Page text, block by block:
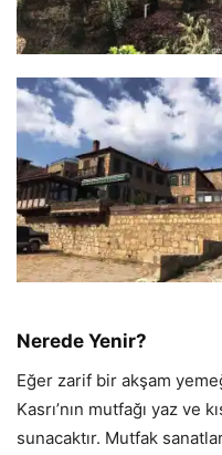
Nerede Yenir?
Eğer zarif bir akşam
Kasrı’nın mutfağı yaz ve
sunacaktır. Mutfak